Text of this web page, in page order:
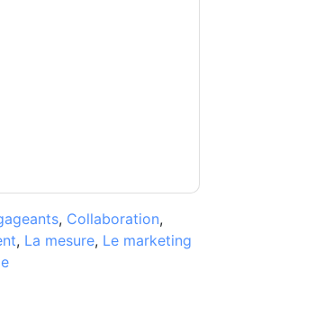
, Collaboration,
, La mesure, Le marketing